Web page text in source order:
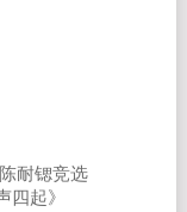
耐锶竞选
四起》